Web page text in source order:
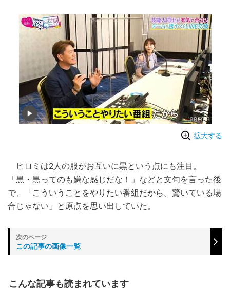
拡大する
ヒロミは2人の服がお互いに黒という点にも注目。
「黒・黒ってのも嫌な感じだな！」などと文句を言った後
で、「こういうことをやりたい番組だから。驚いている場
合じゃない」と原点を思い出していた。
この記事の画像一覧
こんな記事も読まれています